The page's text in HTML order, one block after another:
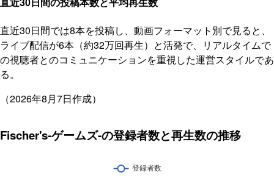
直近30日間では8本を投稿し、動画フォーマット別で見ると、
ライブ配信が6本（約32万回再生）と活発で、リアルタイムで
の視聴者とのコミュニケーションを重視した運営スタイルであ
る。
（2026年8月7日作成）
Fischer's-ゲームズ-の登録者数と再生数の推移